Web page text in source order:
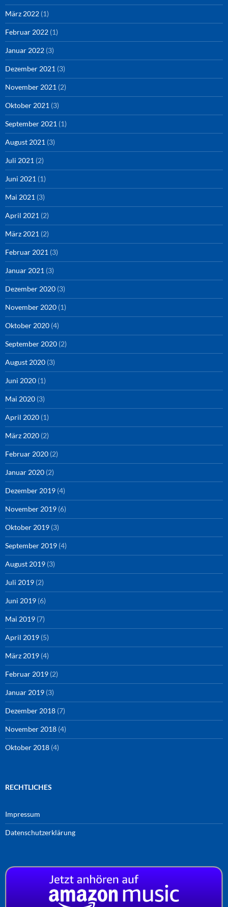
März 2022 (1)
Februar 2022 (1)
Januar 2022 (3)
Dezember 2021 (3)
November 2021 (2)
Oktober 2021 (3)
September 2021 (1)
August 2021 (3)
Juli 2021 (2)
Juni 2021 (1)
Mai 2021 (3)
April 2021 (2)
März 2021 (2)
Februar 2021 (3)
Januar 2021 (3)
Dezember 2020 (3)
November 2020 (1)
Oktober 2020 (4)
September 2020 (2)
August 2020 (3)
Juni 2020 (1)
Mai 2020 (3)
April 2020 (1)
März 2020 (2)
Februar 2020 (2)
Januar 2020 (2)
Dezember 2019 (4)
November 2019 (6)
Oktober 2019 (3)
September 2019 (4)
August 2019 (3)
Juli 2019 (2)
Juni 2019 (6)
Mai 2019 (7)
April 2019 (5)
März 2019 (4)
Februar 2019 (2)
Januar 2019 (3)
Dezember 2018 (7)
November 2018 (4)
Oktober 2018 (4)
RECHTLICHES
Impressum
Datenschutzerklärung